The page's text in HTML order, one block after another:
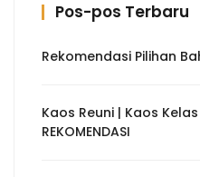
Pos-pos Terbaru
Rekomendasi Pilihan
Kaos Reuni | Kaos
REKOMENDASI